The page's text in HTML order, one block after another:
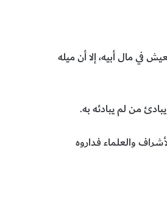
في مال أبيه، إلا أن ميله
من لم يبادئه به.
والعلماء فداروه